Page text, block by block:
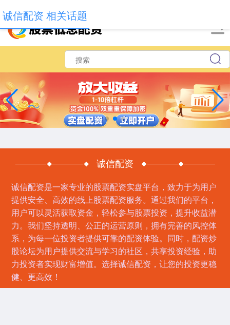
诚信配资
诚信配资是一家专业的股票配资实盘平台，致力于为用户
提供安全、高效的线上股票配资服务。通过我们的平台，
用户可以灵活获取资金，轻松参与股票投资，提升收益潜
力。我们坚持透明、公正的运营原则，拥有完善的风控体
系，为每一位投资者提供可靠的配资体验。同时，配资炒
股论坛为用户提供交流与学习的社区，共享投资经验，助
力投资者实现财富增值。选择诚信配资，让您的投资更稳
健、更高效！
诚信配资 相关话题